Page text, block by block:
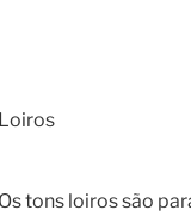
Loiros
Os tons loiros são